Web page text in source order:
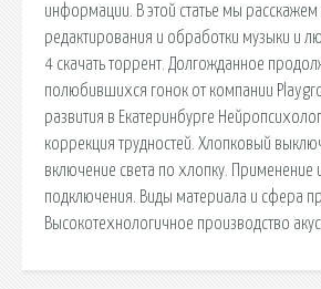
информации. В этой статье мы
редактирования и обработки музыки и
4 скачать торрент. Долгожданное
полюбившихся гонок от компании
развития в Екатеринбурге
коррекция трудностей. Хлопковый
включение света по хлопку. Применение
подключения. Виды материала и сфера
Высокотехнологичное производство